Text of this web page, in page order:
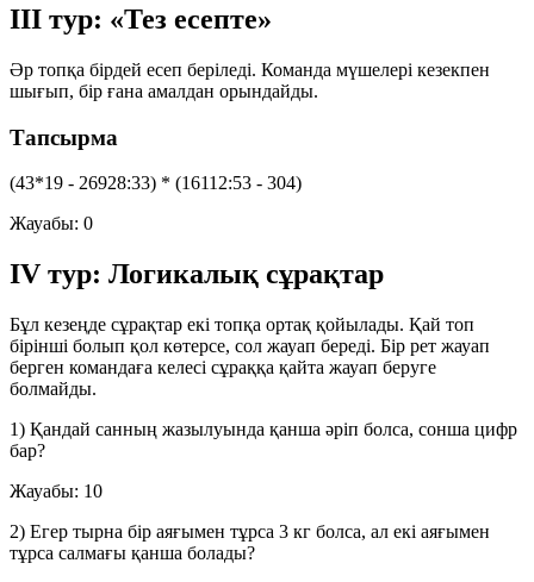
III тур: «Тез есепте»
Әр топқа бірдей есеп беріледі. Команда мүшелері кезекпен
шығып, бір ғана амалдан орындайды.
Тапсырма
(43*19 - 26928:33) * (16112:53 - 304)
Жауабы: 0
IV тур: Логикалық сұрақтар
Бұл кезеңде сұрақтар екі топқа ортақ қойылады. Қай топ
бірінші болып қол көтерсе, сол жауап береді. Бір рет жауап
берген командаға келесі сұраққа қайта жауап беруге
болмайды.
1) Қандай санның жазылуында қанша әріп болса, сонша цифр
бар?
Жауабы: 10
2) Егер тырна бір аяғымен тұрса 3 кг болса, ал екі аяғымен
тұрса салмағы қанша болады?